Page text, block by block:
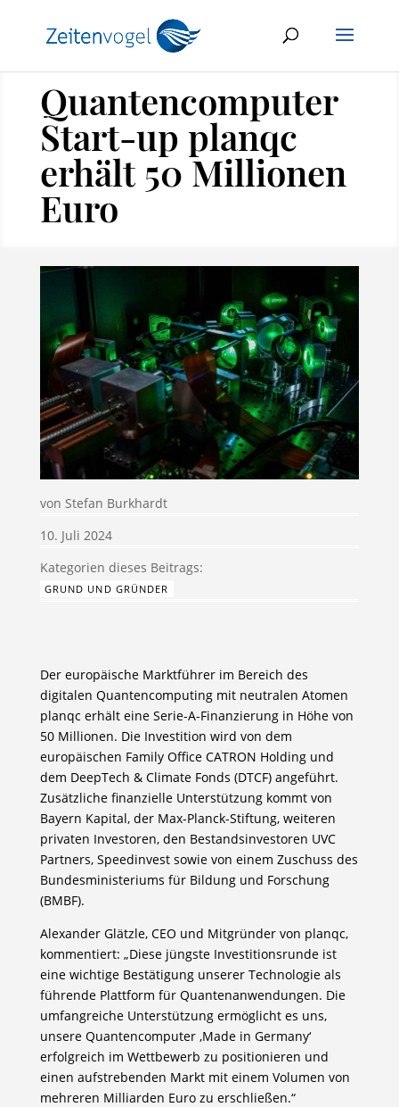
Quantencomputer
Start-up planqc
erhält 50 Millionen
Euro
von Stefan Burkhardt
10. Juli 2024
GRUND UND GRÜNDER
Der europäische Marktführer im Bereich des
digitalen Quantencomputing mit neutralen Atomen
planqc erhält eine Serie-A-Finanzierung in Höhe von
50 Millionen. Die Investition wird von dem
europäischen Family Office CATRON Holding und
dem DeepTech & Climate Fonds (DTCF) angeführt.
Zusätzliche finanzielle Unterstützung kommt von
Bayern Kapital, der Max-Planck-Stiftung, weiteren
privaten Investoren, den Bestandsinvestoren UVC
Partners, Speedinvest sowie von einem Zuschuss des
Bundesministeriums für Bildung und Forschung
(BMBF).
Alexander Glätzle, CEO und Mitgründer von planqc,
kommentiert: „Diese jüngste Investitionsrunde ist
eine wichtige Bestätigung unserer Technologie als
führende Plattform für Quantenanwendungen. Die
umfangreiche Unterstützung ermöglicht es uns,
unsere Quantencomputer ‚Made in Germany‘
erfolgreich im Wettbewerb zu positionieren und
einen aufstrebenden Markt mit einem Volumen von
mehreren Milliarden Euro zu erschließen.“